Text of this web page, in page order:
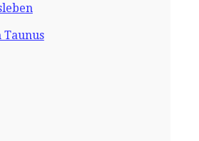
Taunus